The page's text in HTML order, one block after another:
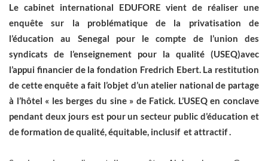
Le cabinet international EDUFORE vient de réaliser une
enquête sur la problématique de la privatisation de
l’éducation au Senegal pour le compte de l’union des
syndicats de l’enseignement pour la qualité (USEQ)avec
l’appui financier de la fondation Fredrich Ebert. La restitution
de cette enquête a fait l’objet d’un atelier national de partage
à l’hôtel « les berges du sine » de Fatick. L’USEQ en conclave
pendant deux jours est pour un secteur public d’éducation et
de formation de qualité, équitable, inclusif et attractif .